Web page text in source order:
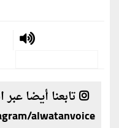
تابعنا أيضا
alwatanvoice